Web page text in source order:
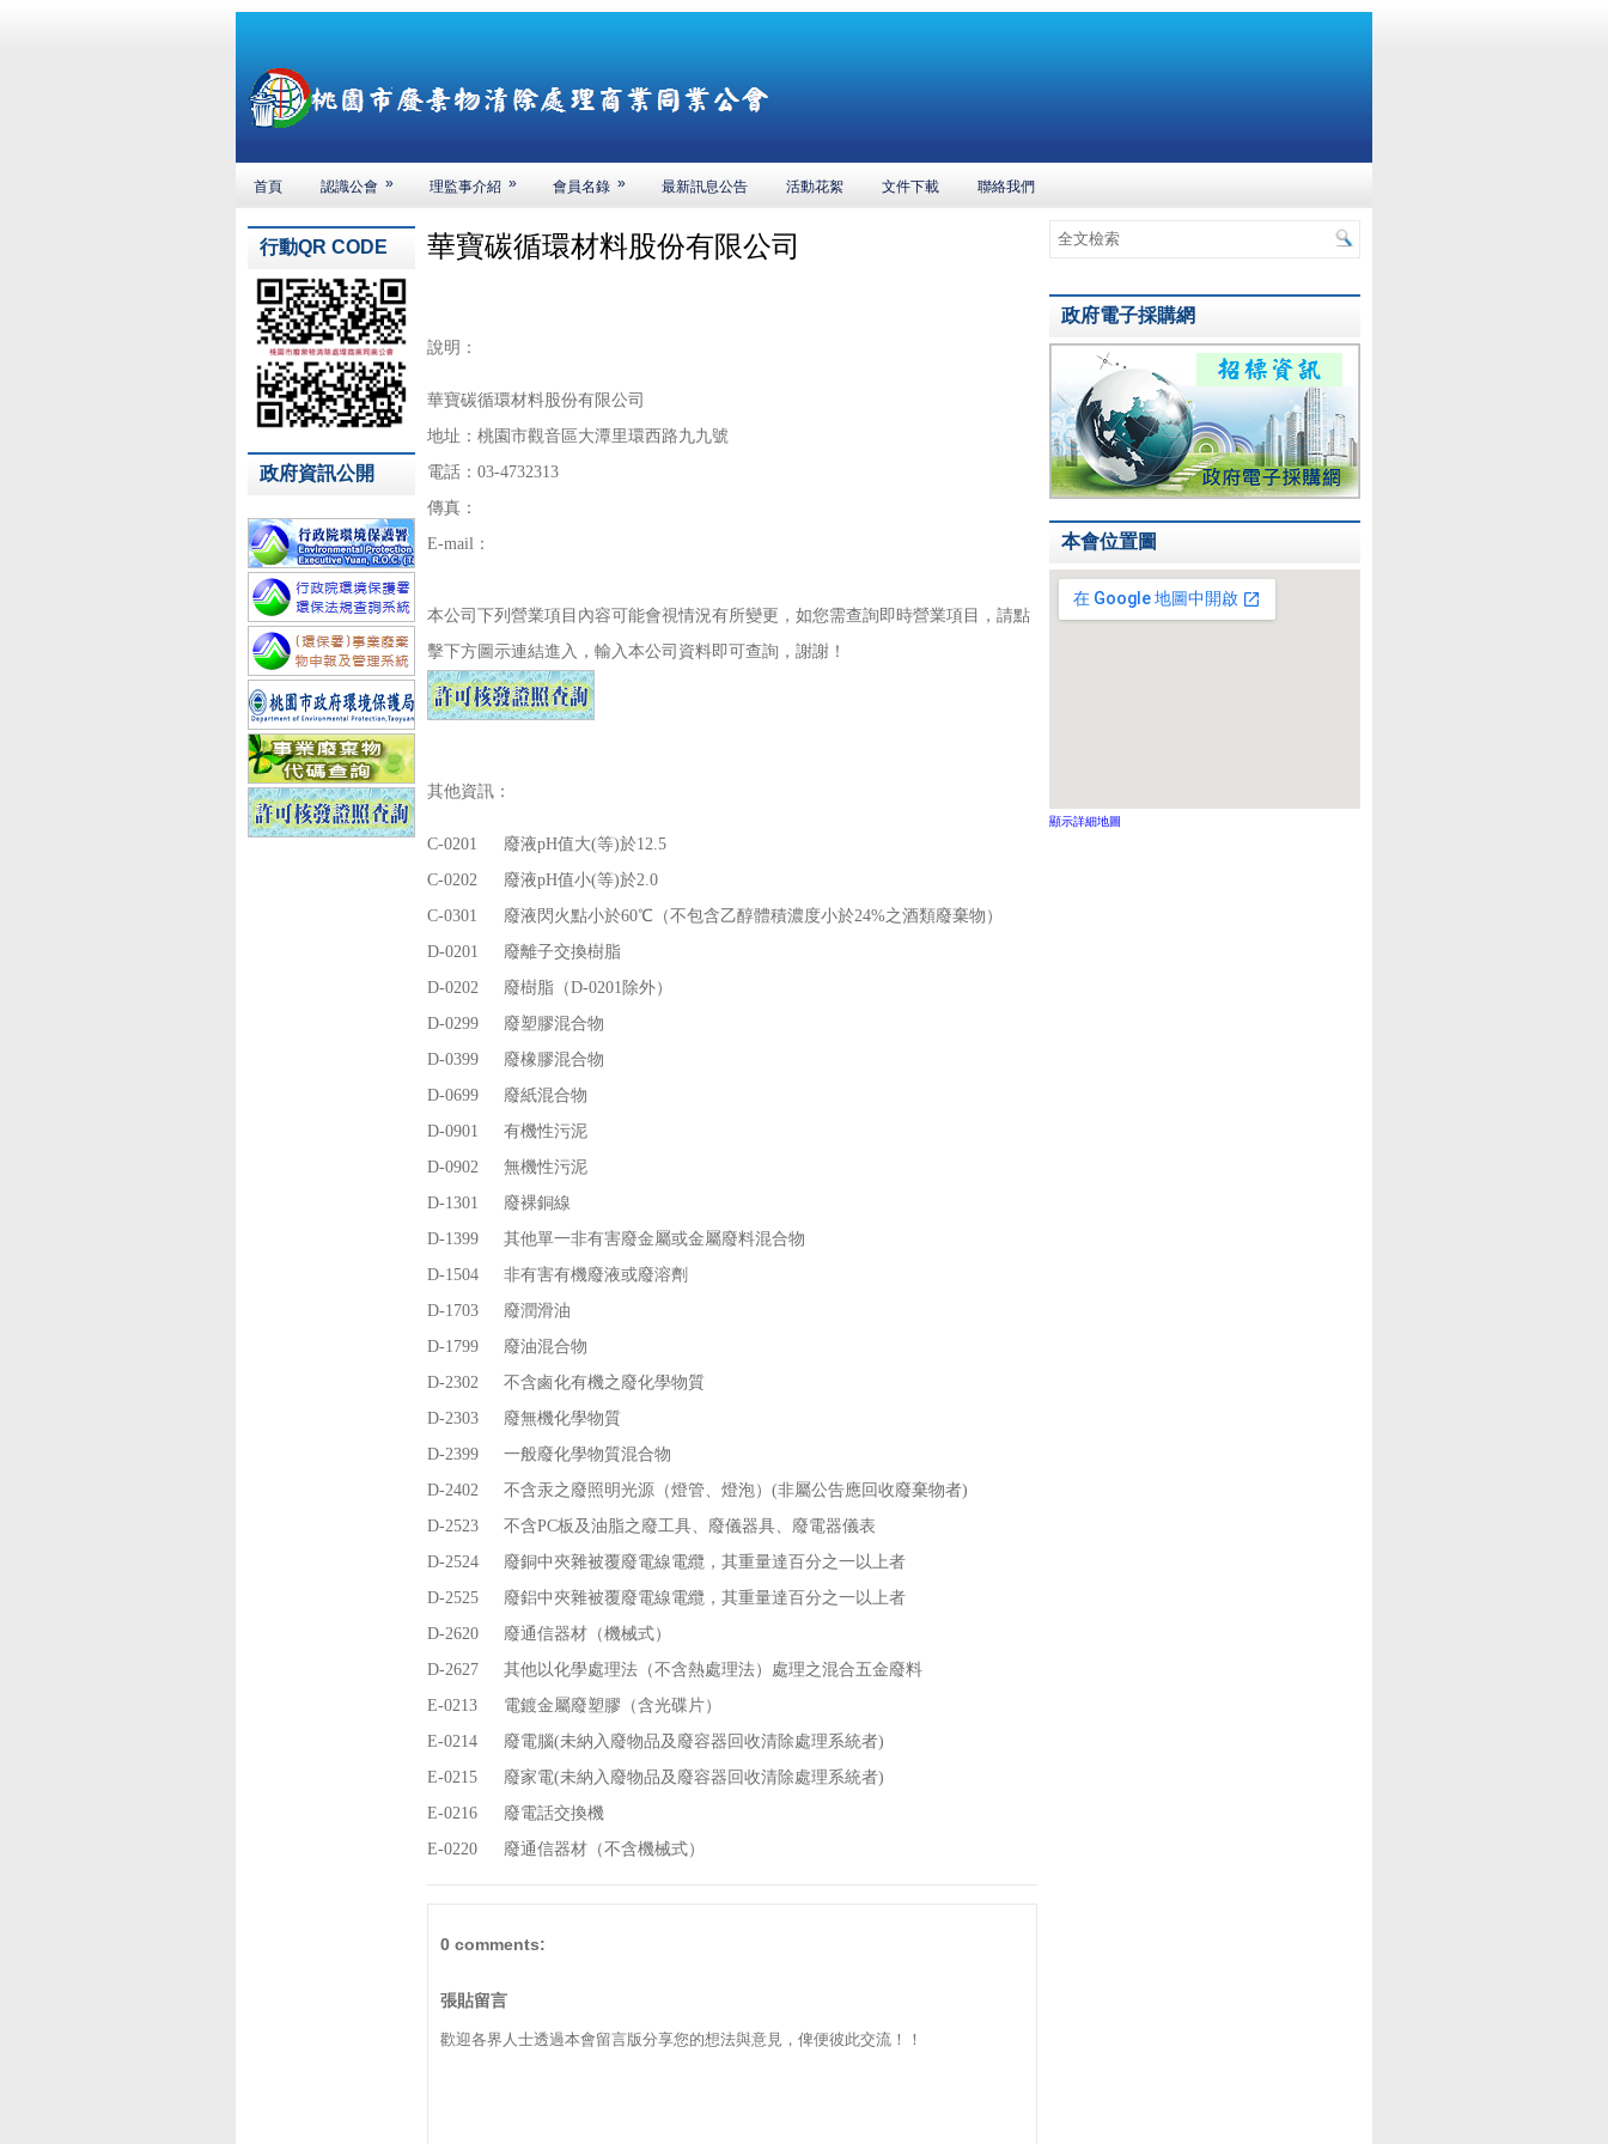
首頁 認識公會 » 理監事介紹 » 會員名錄 » 最新訊息公告 活動花絮 文件下載 聯絡我們
行動QR CODE
政府資訊公開
華寶碳循環材料股份有限公司
說明：
華寶碳循環材料股份有限公司
地址：桃園市觀音區大潭里環西路九九號
電話：03-4732313
傳真：
E-mail：
本公司下列營業項目內容可能會視情況有所變更，如您需查詢即時營業項目，請點
擊下方圖示連結進入，輸入本公司資料即可查詢，謝謝！
其他資訊：
C-0201
廢液pH值大(等)於12.5
C-0202
廢液pH值小(等)於2.0
C-0301
廢液閃火點小於60℃（不包含乙醇體積濃度小於24%之酒類廢棄物）
D-0201
廢離子交換樹脂
D-0202
廢樹脂（D-0201除外）
D-0299
廢塑膠混合物
D-0399
廢橡膠混合物
D-0699
廢紙混合物
D-0901
有機性污泥
D-0902
無機性污泥
D-1301
廢裸銅線
D-1399
其他單一非有害廢金屬或金屬廢料混合物
D-1504
非有害有機廢液或廢溶劑
D-1703
廢潤滑油
D-1799
廢油混合物
D-2302
不含鹵化有機之廢化學物質
D-2303
廢無機化學物質
D-2399
一般廢化學物質混合物
D-2402
不含汞之廢照明光源（燈管、燈泡）(非屬公告應回收廢棄物者)
D-2523
不含PC板及油脂之廢工具、廢儀器具、廢電器儀表
D-2524
廢銅中夾雜被覆廢電線電纜，其重量達百分之一以上者
D-2525
廢鋁中夾雜被覆廢電線電纜，其重量達百分之一以上者
D-2620
廢通信器材（機械式）
D-2627
其他以化學處理法（不含熱處理法）處理之混合五金廢料
E-0213
電鍍金屬廢塑膠（含光碟片）
E-0214
廢電腦(未納入廢物品及廢容器回收清除處理系統者)
E-0215
廢家電(未納入廢物品及廢容器回收清除處理系統者)
E-0216
廢電話交換機
E-0220
廢通信器材（不含機械式）
0 comments:
張貼留言
歡迎各界人士透過本會留言版分享您的想法與意見，俾便彼此交流！！
政府電子採購網
本會位置圖
顯示詳細地圖